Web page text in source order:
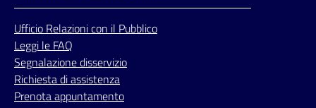
Ufficio Relazionicon il Pubblico
Leggi le FAQ
Segnalazione disservizio
Richiesta di assistenza
Prenota appuntamento